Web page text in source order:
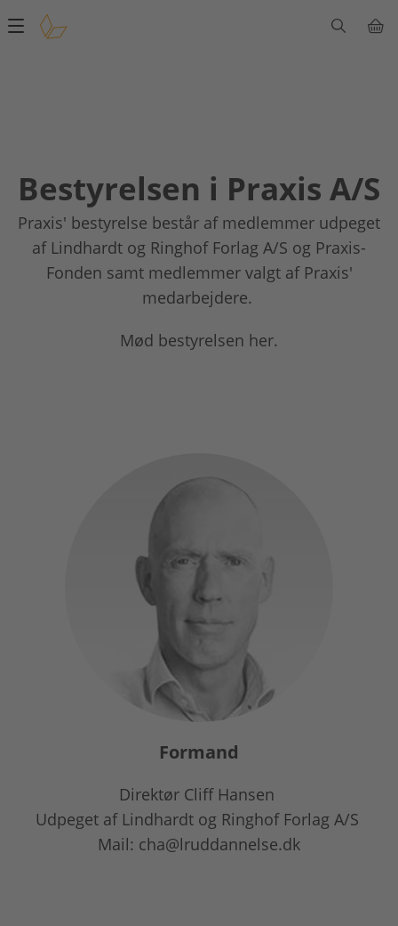
Main
Bestyrelsen i Praxis A/S
Praxis' bestyrelse består af medlemmer udpeget
af Lindhardt og Ringhof Forlag A/S og Praxis-
Fonden samt medlemmer valgt af Praxis'
medarbejdere.
Mød bestyrelsen her.
Formand
Direktør Cliff Hansen
Udpeget af Lindhardt og Ringhof Forlag A/S
Mail: cha@lruddannelse.dk